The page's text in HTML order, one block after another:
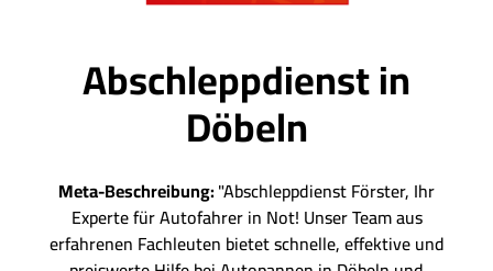
Abschleppdienst in
Döbeln
Meta-Beschreibung:"Abschleppdienst Förster, Ihr
Experte für Autofahrer in Not! Unser Team aus
erfahrenen Fachleuten bietet schnelle, effektive und